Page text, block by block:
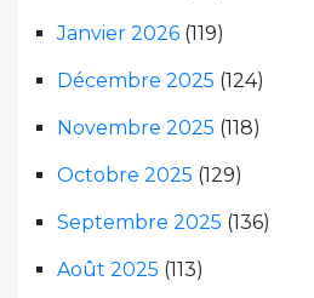
Janvier 2026 (119)
Décembre 2025 (124)
Novembre 2025 (118)
Octobre 2025 (129)
Septembre 2025 (136)
Août 2025 (113)